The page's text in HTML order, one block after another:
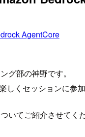
AgentCore
グ部の神野です。
しくセッションに参
いてご紹介させてく